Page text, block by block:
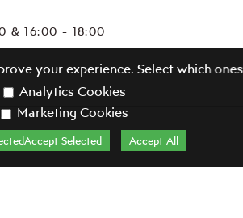
& 16:00 - 18:00
your experience. Select which
Analytics Cookies
Marketing Cookies
Selected Accept All